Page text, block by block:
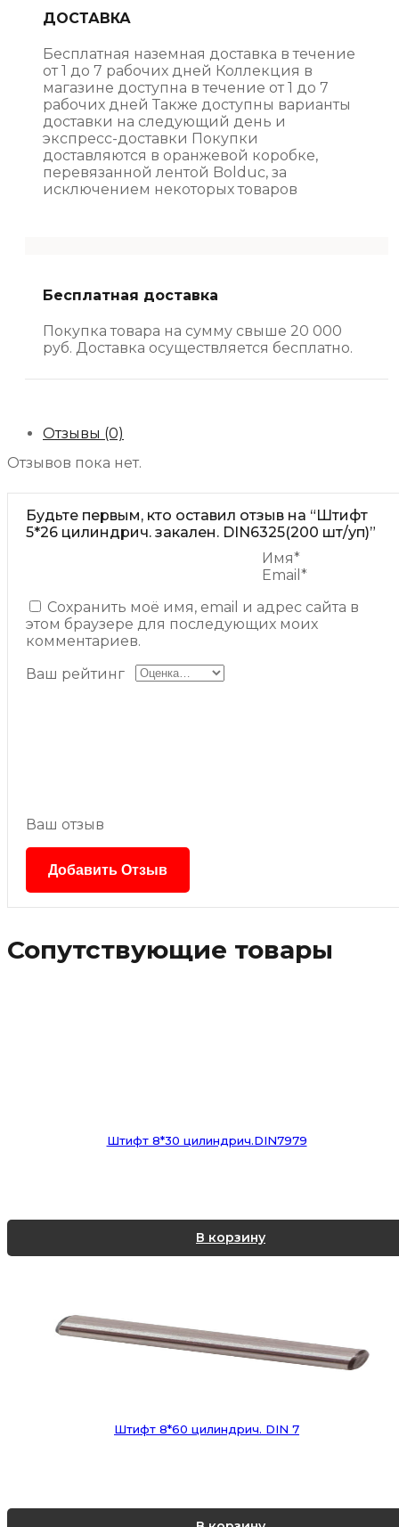
ДОСТАВКА
Бесплатная наземная доставка в течение
от 1 до 7 рабочих дней Коллекция в
магазине доступна в течение от 1 до 7
рабочих дней Также доступны варианты
доставки на следующий день и
экспресс-доставки Покупки
доставляются в оранжевой коробке,
перевязанной лентой Bolduc, за
исключением некоторых товаров
Бесплатная доставка
Покупка товара на сумму свыше 20 000
руб. Доставка осуществляется бесплатно.
Отзывы (0)
Отзывов пока нет.
Будьте первым, кто оставил отзыв на “Штифт
5*26 цилиндрич. закален. DIN6325(200 шт/уп)”
Имя*
Email*
Сохранить моё имя, email и адрес сайта в
этом браузере для последующих моих
комментариев.
Ваш рейтинг
Ваш отзыв
Сопутствующие товары
Штифт 8*30 цилиндрич.DIN7979
В корзину
Штифт 8*60 цилиндрич. DIN 7